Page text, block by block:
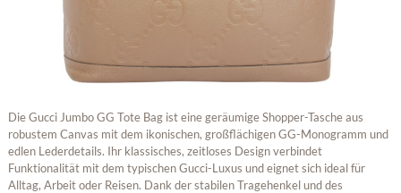
Die Gucci Jumbo GG Tote Bag ist eine geräumige Shopper-Tasche aus
robustem Canvas mit dem ikonischen, großflächigen GG-Monogramm und
edlen Lederdetails. Ihr klassisches, zeitloses Design verbindet
Funktionalität mit dem typischen Gucci-Luxus und eignet sich ideal für
Alltag, Arbeit oder Reisen. Dank der stabilen Tragehenkel und des